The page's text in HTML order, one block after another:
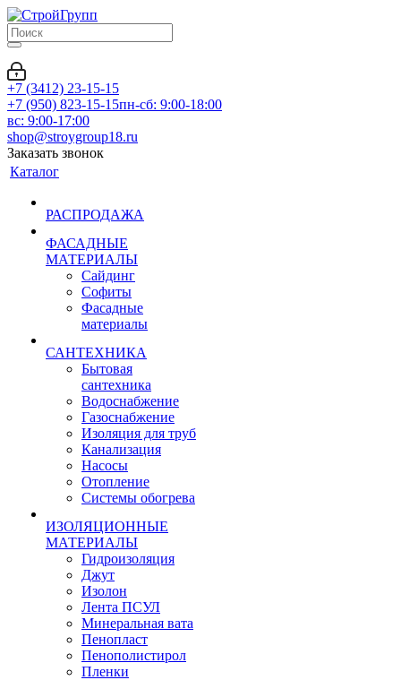
+7 (3412) 23-15-15
+7 (950) 823-15-15пн-сб: 9:00-18:00
вс: 9:00-17:00
shop@stroygroup18.ru
Заказать звонок
Каталог
РАСПРОДАЖА
ФАСАДНЫЕ
МАТЕРИАЛЫ
Сайдинг
Софиты
Фасадные
материалы
САНТЕХНИКА
Бытовая
сантехника
Водоснабжение
Газоснабжение
Изоляция для труб
Канализация
Насосы
Отопление
Системы обогрева
ИЗОЛЯЦИОННЫЕ
МАТЕРИАЛЫ
Гидроизоляция
Джут
Изолон
Лента ПСУЛ
Минеральная вата
Пенопласт
Пенополистирол
Пленки